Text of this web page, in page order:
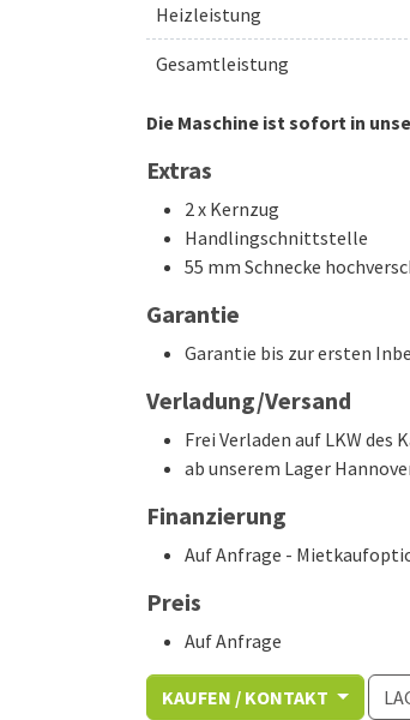
Heizleistung
Gesamtleistung
Die Maschine ist sofort in
Extras
2 x Kernzug
Handlingschnittstelle
55 mm Schnecke
Garantie
Garantie bis zur ersten
Verladung/Versand
Frei Verladen auf LKW
ab unserem Lager
Finanzierung
Auf Anfrage -
Preis
Auf Anfrage
KAUFEN / KONTAKT